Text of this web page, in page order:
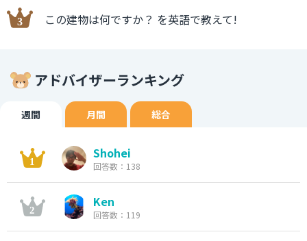
この建物は何ですか？ を英語で教えて!
アドバイザーランキング
週間 月間 総合
Shohei
回答数：138
Ken
回答数：119